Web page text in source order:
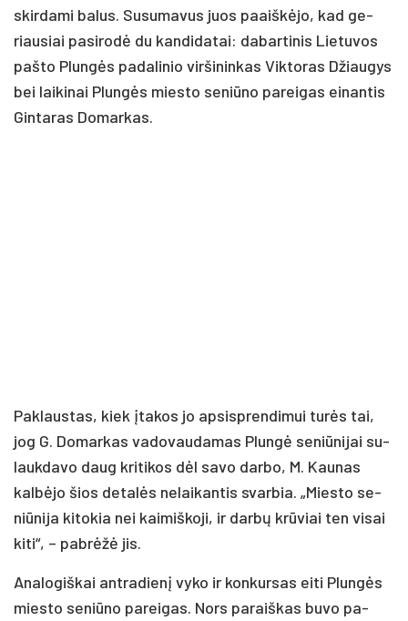
skir­da­mi ba­lus. Su­su­ma­vus juos paaiškė­jo, kad ge­
riau­siai pa­si­rodė du kan­di­da­tai: da­bar­ti­nis Lie­tu­vos
pa­što Plungės pa­da­li­nio vir­ši­nin­kas Vik­to­ras Džiau­gys
bei lai­ki­nai Plungės mies­to se­niū­no pa­rei­gas ei­nan­tis
Gin­ta­ras Do­mar­kas.
Pak­laus­tas, kiek įta­kos jo ap­si­spren­di­mui turės tai,
jog G. Do­mar­kas va­do­vau­da­mas Plungė se­niū­ni­jai su­
lauk­da­vo daug kri­ti­kos dėl sa­vo dar­bo, M. Kau­nas
kalbė­jo šios de­talės ne­lai­kan­tis svar­bia. „Mies­to se­
niū­ni­ja ki­to­kia nei kai­miš­ko­ji, ir darbų krūviai ten vi­sai
ki­ti“, – pa­brėžė jis.
Ana­lo­giš­kai ant­ra­dienį vy­ko ir kon­kur­sas ei­ti Plungės
mies­to se­niū­no pa­rei­gas. Nors pa­raiš­kas bu­vo pa­